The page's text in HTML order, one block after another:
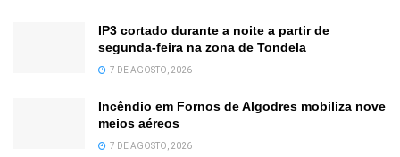
IP3 cortado durante a noite a partir de
segunda-feira na zona de Tondela
7 DE AGOSTO, 2026
Incêndio em Fornos de Algodres mobiliza nove
meios aéreos
7 DE AGOSTO, 2026